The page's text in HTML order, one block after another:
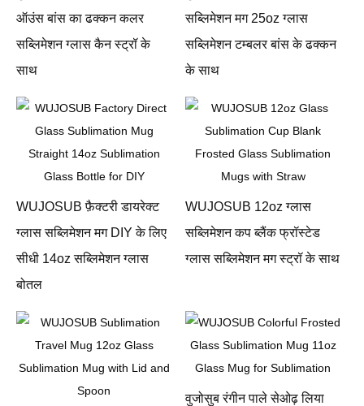
ऑउंस बांस का ढक्कन कलर
सब्लिमेशन ग्लास कैन स्ट्रॉ के
साथ
सब्लिमेशन मग 25oz ग्लास
सब्लिमेशन टम्बलर बांस के ढक्कन
के साथ
WUJOSUB फ़ैक्टरी डायरेक्ट
ग्लास सब्लिमेशन मग DIY के लिए
सीधी 14oz सब्लिमेशन ग्लास
बोतल
WUJOSUB 12oz ग्लास
सब्लिमेशन कप ब्लैंक फ्रॉस्टेड
ग्लास सब्लिमेशन मग स्ट्रॉ के साथ
वुजोसुब रंगीन पाले सेओढ़ लिया